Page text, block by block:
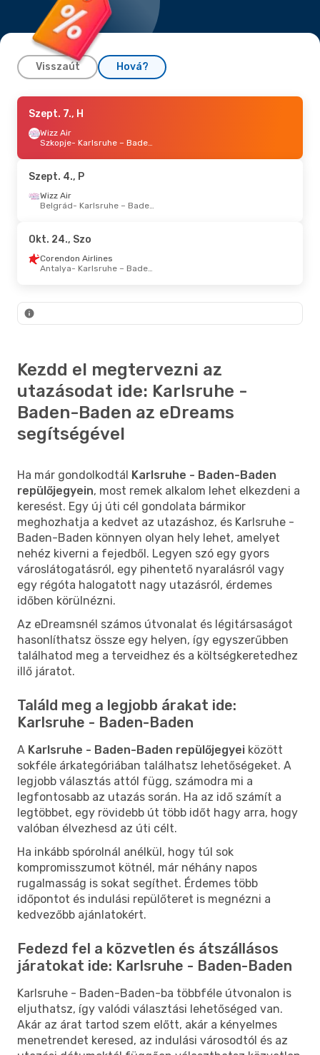
Visszaút Hová?
Aug. 28., P- Szept. 4., P
Austrian Airlines
Bécs
- Karlsruhe – Baden-Baden
Karlsruhe – Baden-Baden- Bécs
Szept. 7., H
Wizz Air
Szkopje
- Karlsruhe – Baden-Baden
Szept. 4., P
Wizz Air
Belgrád
- Karlsruhe – Baden-Baden
Okt. 24., Szo
Corendon Airlines
Antalya
- Karlsruhe – Baden-Baden
Kezdd el megtervezni az
utazásodat ide: Karlsruhe -
Baden-Baden az eDreams
segítségével
Ha már gondolkodtál Karlsruhe - Baden-Baden
repülőjegyein, most remek alkalom lehet elkezdeni a
keresést. Egy új úti cél gondolata bármikor
meghozhatja a kedvet az utazáshoz, és Karlsruhe -
Baden-Baden könnyen olyan hely lehet, amelyet
nehéz kiverni a fejedből. Legyen szó egy gyors
városlátogatásról, egy pihentető nyaralásról vagy
egy régóta halogatott nagy utazásról, érdemes
időben körülnézni.
Az eDreamsnél számos útvonalat és légitársaságot
hasonlíthatsz össze egy helyen, így egyszerűbben
találhatod meg a terveidhez és a költségkeretedhez
illő járatot.
Találd meg a legjobb árakat ide:
Karlsruhe - Baden-Baden
A Karlsruhe - Baden-Baden repülőjegyei között
sokféle árkategóriában találhatsz lehetőségeket. A
legjobb választás attól függ, számodra mi a
legfontosabb az utazás során. Ha az idő számít a
legtöbbet, egy rövidebb út több időt hagy arra, hogy
valóban élvezhesd az úti célt.
Ha inkább spórolnál anélkül, hogy túl sok
kompromisszumot kötnél, már néhány napos
rugalmasság is sokat segíthet. Érdemes több
időpontot és indulási repülőteret is megnézni a
kedvezőbb ajánlatokért.
Fedezd fel a közvetlen és átszállásos
járatokat ide: Karlsruhe - Baden-Baden
Karlsruhe - Baden-Baden-ba többféle útvonalon is
eljuthatsz, így valódi választási lehetőséged van.
Akár az árat tartod szem előtt, akár a kényelmes
menetrendet keresed, az indulási városodtól és az